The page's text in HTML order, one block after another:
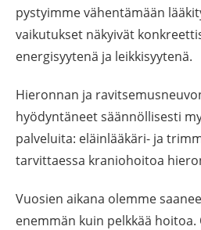
pystyimme vähentämään
vaikutukset näkyivät
energisyytenä ja leikkisyytenä.
Hieronnan ja
hyödyntäneet säännöllisesti
palveluita: eläinlääkäri- ja
tarvittaessa kraniohoitoa
Vuosien aikana olemme
enemmän kuin pelkkää hoitoa.